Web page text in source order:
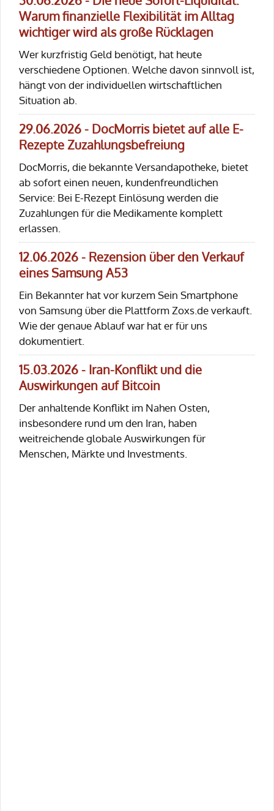
Warum finanzielle Flexibilität im Alltag
wichtiger wird als große Rücklagen
Wer kurzfristig Geld benötigt, hat heute
verschiedene Optionen. Welche davon sinnvoll ist,
hängt von der individuellen wirtschaftlichen
Situation ab.
29.06.2026 - DocMorris bietet auf alle E-
Rezepte Zuzahlungsbefreiung
DocMorris, die bekannte Versandapotheke, bietet
ab sofort einen neuen, kundenfreundlichen
Service: Bei E-Rezept Einlösung werden die
Zuzahlungen für die Medikamente komplett
erlassen.
12.06.2026 - Rezension über den Verkauf
eines Samsung A53
Ein Bekannter hat vor kurzem Sein Smartphone
von Samsung über die Plattform Zoxs.de verkauft.
Wie der genaue Ablauf war hat er für uns
dokumentiert.
15.03.2026 - Iran-Konflikt und die
Auswirkungen auf Bitcoin
Der anhaltende Konflikt im Nahen Osten,
insbesondere rund um den Iran, haben
weitreichende globale Auswirkungen für
Menschen, Märkte und Investments.